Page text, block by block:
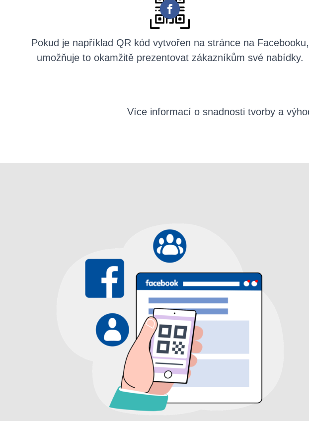
Pokud je například QR kód vytvořen na stránce na Facebooku,
umožňuje to okamžitě prezentovat zákazníkům své nabídky.
Více informací o snadnosti tvorby a